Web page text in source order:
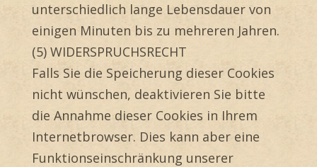
unterschiedlich lange Lebensdauer von
einigen Minuten bis zu mehreren Jahren.
(5) WIDERSPRUCHSRECHT
Falls Sie die Speicherung dieser Cookies
nicht wünschen, deaktivieren Sie bitte
die Annahme dieser Cookies in Ihrem
Internetbrowser. Dies kann aber eine
Funktionseinschränkung unserer